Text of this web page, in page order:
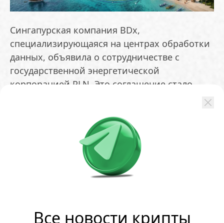
Все новости крипты
Сингапурская компания BDx,
специализирующаяся на центрах обработки
данных, объявила о сотрудничестве с
государственной энергетической
корпорацией PLN. Это соглашение стало
самым масштабным в истории оператора по
рамках партнёрства запланировано
строительство нескольких кампусов для
искусственного интеллекта, суммарная
мощность которых достигнет примерно 1,2
ГВт. В настоящее время портфель BDx в